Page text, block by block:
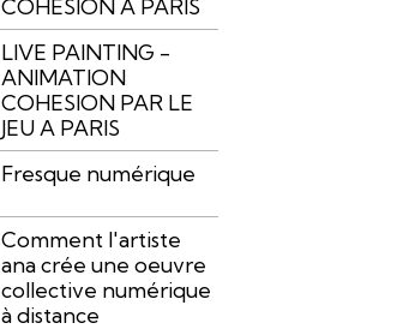
COHESION A PARIS
LIVE PAINTING -
ANIMATION
COHESION PAR LE
JEU A PARIS
Fresque numérique
Comment l'artiste
ana crée une oeuvre
collective numérique
à distance